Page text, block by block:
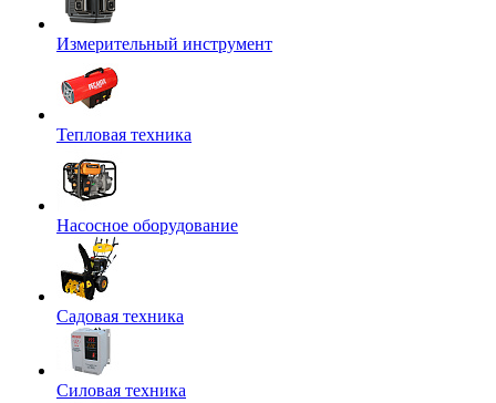
Измерительный инструмент
Тепловая техника
Насосное оборудование
Садовая техника
Силовая техника